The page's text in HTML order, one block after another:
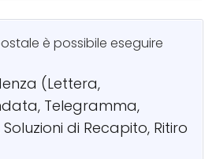
è possibile eseguire
(Lettera,
Telegramma,
di Recapito, Ritiro